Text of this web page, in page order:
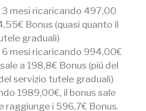
3 mesi ricaricando 497,00
Bonus (quasi quanto il
graduali)
6 mesi ricaricando 994,00€
a 198,8€ Bonus (più del
servizio tutele graduali)
1989,00€, il bonus sale
raggiunge i 596,7€ Bonus.